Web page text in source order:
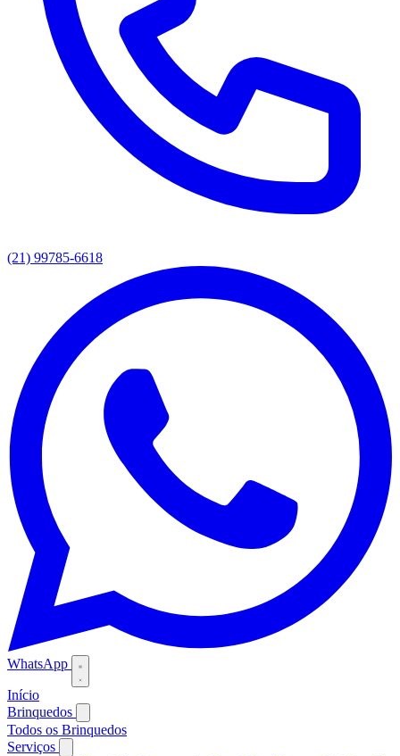
(21) 99785-6618
WhatsApp
Início
Brinquedos
Todos os Brinquedos
Serviços